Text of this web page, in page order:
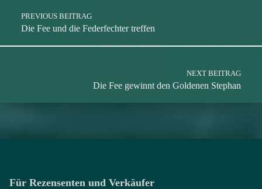
Rollenspiel
PREVIOUS BEITRAG
Die Fee und die Federfechter treffen
NEXT BEITRAG
Die Fee gewinnt den Goldenen Stephan
Für Rezensenten und Verkäufer